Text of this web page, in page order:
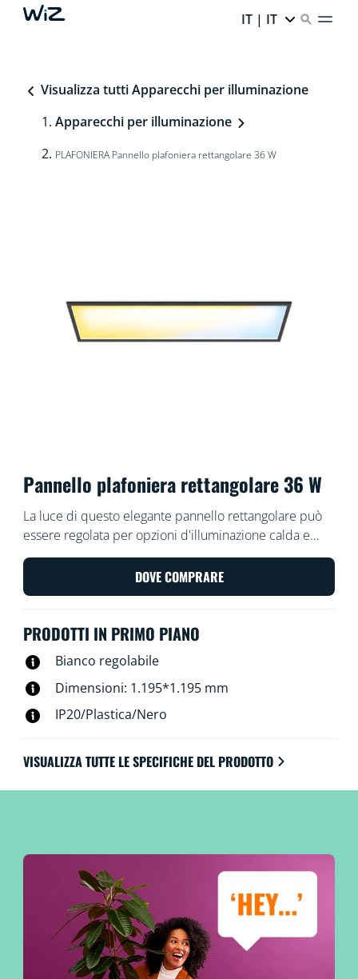
IT | IT
Visualizza tutti Apparecchi per illuminazione
Apparecchi per illuminazione
PLAFONIERA Pannello plafoniera rettangolare 36 W
Pannello plafoniera rettangolare 36 W
La luce di questo elegante pannello rettangolare può
essere regolata per opzioni d'illuminazione calda e
fredda. Facile da installare, dimmerabile e si adatta
bene anche all'estetica del design moderno.
DOVE COMPRARE
PRODOTTI IN PRIMO PIANO
Bianco regolabile
Dimensioni: 1.195*1.195 mm
IP20/Plastica/Nero
VISUALIZZA TUTTE LE SPECIFICHE DEL PRODOTTO